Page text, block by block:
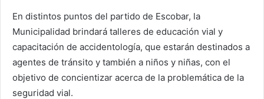
En distintos puntos del partido de Escobar, la
Municipalidad brindará talleres de educación vial y
capacitación de accidentología, que estarán destinados a
agentes de tránsito y también a niños y niñas, con el
objetivo de concientizar acerca de la problemática de la
seguridad vial.